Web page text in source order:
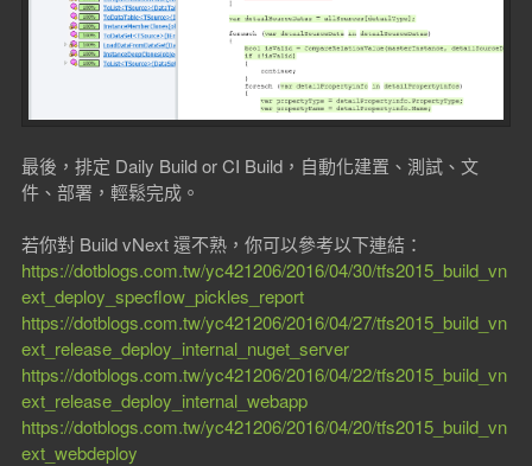
最後，排定 Daily Build or CI Build，自動化建置、測試、文
件、部署，輕鬆完成。
若你對 Build vNext 還不熟，你可以參考以下連結：
https://dotblogs.com.tw/yc421206/2016/04/30/tfs2015_build_vn
ext_deploy_specflow_pickles_report
https://dotblogs.com.tw/yc421206/2016/04/27/tfs2015_build_vn
ext_release_deploy_internal_nuget_server
https://dotblogs.com.tw/yc421206/2016/04/22/tfs2015_build_vn
ext_release_deploy_internal_webapp
https://dotblogs.com.tw/yc421206/2016/04/20/tfs2015_build_vn
ext_webdeploy